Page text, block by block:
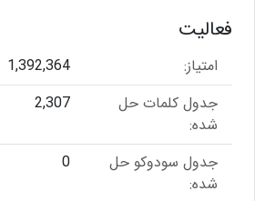
فعالیت
امتیاز:
1,392,364
جدول کلمات حل
شده:
2,307
جدول سودوکو حل
شده:
0